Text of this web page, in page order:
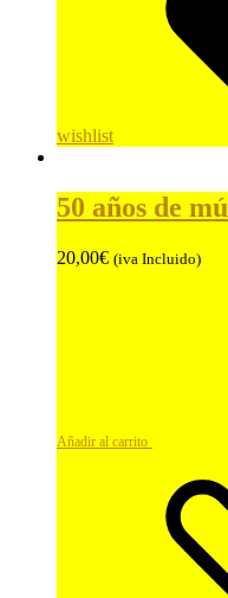
wishlist
50 años de
20,00€ (iva Incluido)
Añadir al carrito